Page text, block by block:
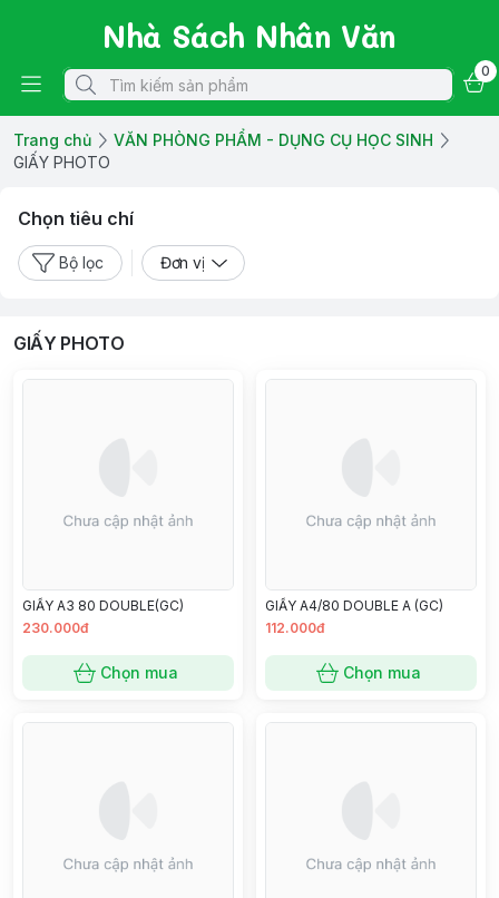
Nhà Sách Nhân Văn
0
Trang chủ
VĂN PHÒNG PHẨM - DỤNG CỤ HỌC SINH
GIẤY PHOTO
Chọn tiêu chí
Bộ lọc Đơn vị
GIẤY PHOTO
GIẤY A3 80 DOUBLE(GC)
230.000đ
Chọn mua
GIẤY A4/80 DOUBLE A (GC)
112.000đ
Chọn mua